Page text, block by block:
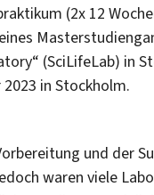
(2x 12
(SciLifeLab) in
in Stockholm.
und der
waren viele